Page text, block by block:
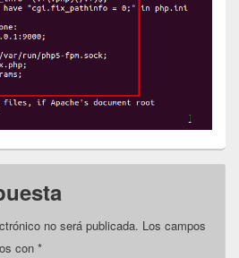
no será publicada. Los campos
con *